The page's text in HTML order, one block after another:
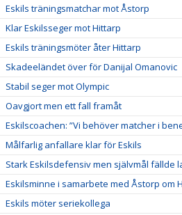
Eskils träningsmatchar mot Åstorp
Klar Eskilsseger mot Hittarp
Eskils träningsmöter åter Hittarp
Skadeeländet över för Danijal Omanovic
Stabil seger mot Olympic
Oavgjort men ett fall framåt
Eskilscoachen: ”Vi behöver matcher i
Målfarlig anfallare klar för Eskils
Stark Eskilsdefensiv men självmål fällde
Eskilsminne i samarbete med Åstorp om
Eskils möter seriekollega